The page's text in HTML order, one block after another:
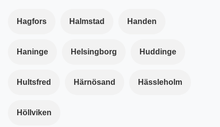
Hagfors Halmstad Handen
Haninge Helsingborg Huddinge
Hultsfred Härnösand Hässleholm
Höllviken